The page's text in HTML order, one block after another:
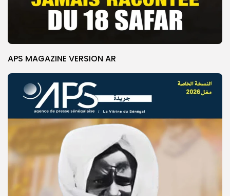
© Copyright 2025, APS
APS MAGAZINE VERSION AR